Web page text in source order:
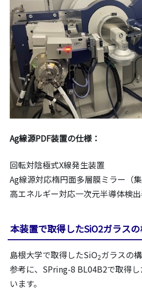
Ag線源PDF装置の仕様：
回転対陰極式X線発生装置
Ag線源対応楕円面多層膜ミラー（集
高エネルギー対応一次元半導体検
本装置で取得したSiO2ガラス
島根大学で取得したSiO2ガラスの
参考に、SPring-8 BL04B2で取得
います。